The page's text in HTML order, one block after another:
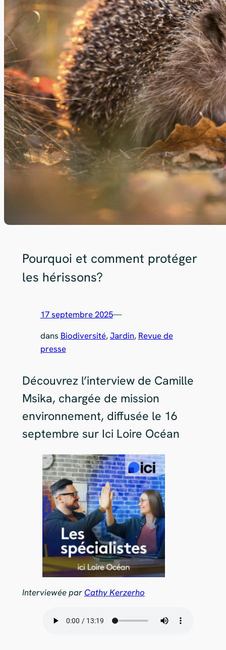
Pourquoi et comment protéger
les hérissons?
17 septembre 2025—
dans Biodiversité, Jardin, Revue de
presse
Découvrez l’interview de Camille
Msika, chargée de mission
environnement, diffusée le 16
septembre sur Ici Loire Océan
Interviewée par Cathy Kerzerho